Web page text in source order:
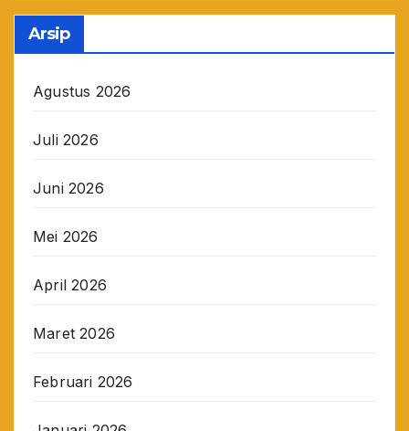
Arsip
Agustus 2026
Juli 2026
Juni 2026
Mei 2026
April 2026
Maret 2026
Februari 2026